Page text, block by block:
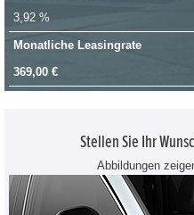
3,92 %
Monatliche Leasingrate
369,00 €
Stellen Sie Ihr
Abbildungen